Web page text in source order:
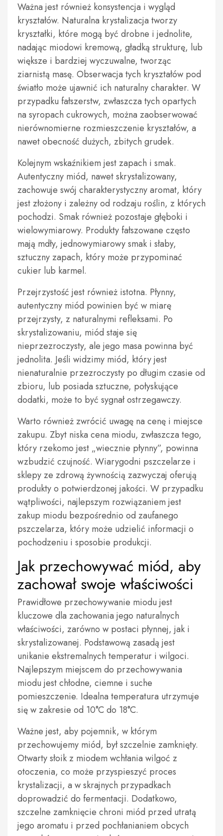
Ważna jest również konsystencja i wygląd
kryształów. Naturalna krystalizacja tworzy
kryształki, które mogą być drobne i jednolite,
nadając miodowi kremową, gładką strukturę, lub
większe i bardziej wyczuwalne, tworząc
ziarnistą masę. Obserwacja tych kryształów pod
światło może ujawnić ich naturalny charakter. W
przypadku fałszerstw, zwłaszcza tych opartych
na syropach cukrowych, można zaobserwować
nierównomierne rozmieszczenie kryształów, a
nawet obecność dużych, zbitych grudek.
Kolejnym wskaźnikiem jest zapach i smak.
Autentyczny miód, nawet skrystalizowany,
zachowuje swój charakterystyczny aromat, który
jest złożony i zależny od rodzaju roślin, z których
pochodzi. Smak również pozostaje głęboki i
wielowymiarowy. Produkty fałszowane często
mają mdły, jednowymiarowy smak i słaby,
sztuczny zapach, który może przypominać
cukier lub karmel.
Przejrzystość jest również istotna. Płynny,
autentyczny miód powinien być w miarę
przejrzysty, z naturalnymi refleksami. Po
skrystalizowaniu, miód staje się
nieprzezroczysty, ale jego masa powinna być
jednolita. Jeśli widzimy miód, który jest
nienaturalnie przezroczysty po długim czasie od
zbioru, lub posiada sztuczne, połyskujące
dodatki, może to być sygnał ostrzegawczy.
Warto również zwrócić uwagę na cenę i miejsce
zakupu. Zbyt niska cena miodu, zwłaszcza tego,
który rzekomo jest „wiecznie płynny”, powinna
wzbudzić czujność. Wiarygodni pszczelarze i
sklepy ze zdrową żywnością zazwyczaj oferują
produkty o potwierdzonej jakości. W przypadku
wątpliwości, najlepszym rozwiązaniem jest
zakup miodu bezpośrednio od zaufanego
pszczelarza, który może udzielić informacji o
pochodzeniu i sposobie produkcji.
Jak przechowywać miód, aby
zachował swoje właściwości
Prawidłowe przechowywanie miodu jest
kluczowe dla zachowania jego naturalnych
właściwości, zarówno w postaci płynnej, jak i
skrystalizowanej. Podstawową zasadą jest
unikanie ekstremalnych temperatur i wilgoci.
Najlepszym miejscem do przechowywania
miodu jest chłodne, ciemne i suche
pomieszczenie. Idealna temperatura utrzymuje
się w zakresie od 10°C do 18°C.
Ważne jest, aby pojemnik, w którym
przechowujemy miód, był szczelnie zamknięty.
Otwarty słoik z miodem wchłania wilgoć z
otoczenia, co może przyspieszyć proces
krystalizacji, a w skrajnych przypadkach
doprowadzić do fermentacji. Dodatkowo,
szczelne zamknięcie chroni miód przed utratą
jego aromatu i przed pochłanianiem obcych